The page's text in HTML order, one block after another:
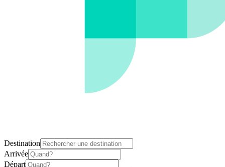
Destination
Arrivée
Départ